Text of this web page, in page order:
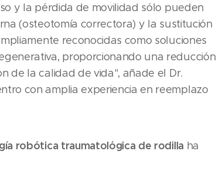
y la pérdida de movilidad sólo pueden
(osteotomía correctora) y la sustitución
reconocidas como soluciones
proporcionando una reducción
de la calidad de vida", añade el Dr.
con amplia experiencia en reemplazo
robótica traumatológica de rodillaha